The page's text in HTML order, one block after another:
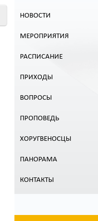
НОВОСТИ
МЕРОПРИЯТИЯ
РАСПИСАНИЕ
ПРИХОДЫ
ВОПРОСЫ
ПРОПОВЕДЬ
ХОРУГВЕНОСЦЫ
ПАНОРАМА
КОНТАКТЫ